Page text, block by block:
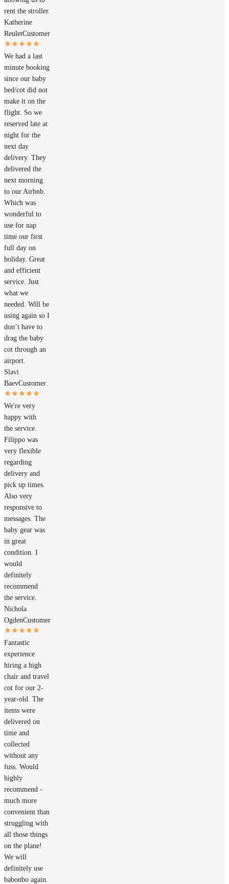
rent the stroller.
Katherine
ReuletCustomer
We had a last
minute booking
since our baby
bed/cot did not
make it on the
flight. So we
reserved late at
night for the
next day
delivery. They
delivered the
next morning
to our Airbnb.
Which was
wonderful to
use for nap
time our first
full day on
holiday. Great
and efficient
service. Just
what we
needed. Will be
using again so I
don’t have to
drag the baby
cot through an
airport.
Slavi
BaevCustomer
We're very
happy with
the service.
Filippo was
very flexible
regarding
delivery and
pick up times.
Also very
responsive to
messages. The
baby gear was
in great
condition. I
would
definitely
recommend
the service.
Nichola
OgdenCustomer
Fantastic
experience
hiring a high
chair and travel
cot for our 2-
year-old. The
items were
delivered on
time and
collected
without any
fuss. Would
highly
recommend -
much more
convenient than
struggling with
all those things
on the plane!
We will
definitely use
babonbo again.